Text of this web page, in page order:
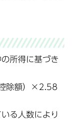
所得に基づき
除額）×2.58
る人数により